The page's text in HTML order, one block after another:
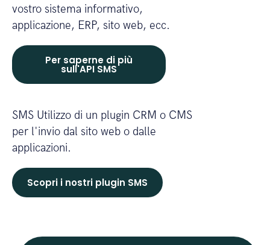
vostro sistema informativo,
applicazione, ERP, sito web, ecc.
Per saperne di più
sull'API SMS
SMS Utilizzo di un plugin CRM o CMS
per l'invio dal sito web o dalle
applicazioni.
Scopri i nostri plugin SMS